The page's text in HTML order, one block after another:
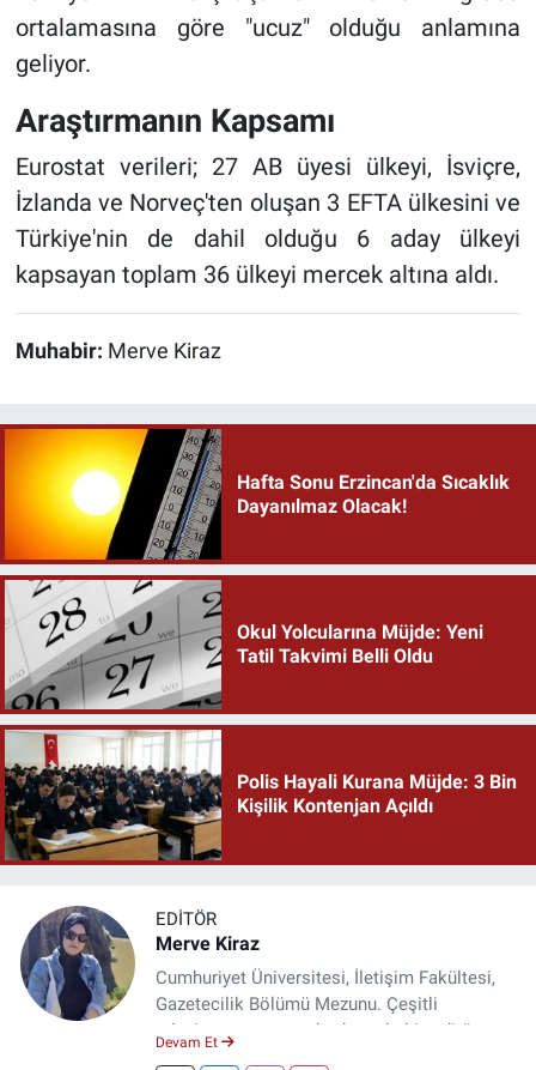
ortalamasına göre "ucuz" olduğu anlamına
geliyor.
Araştırmanın Kapsamı
Eurostat verileri; 27 AB üyesi ülkeyi, İsviçre,
İzlanda ve Norveç'ten oluşan 3 EFTA ülkesini ve
Türkiye'nin de dahil olduğu 6 aday ülkeyi
kapsayan toplam 36 ülkeyi mercek altına aldı.
Muhabir: Merve Kiraz
Hafta Sonu Erzincan'da Sıcaklık
Dayanılmaz Olacak!
Okul Yolcularına Müjde: Yeni
Tatil Takvimi Belli Oldu
Polis Hayali Kurana Müjde: 3 Bin
Kişilik Kontenjan Açıldı
EDITÖR
Merve Kiraz
Cumhuriyet Üniversitesi, İletişim Fakültesi,
Gazetecilik Bölümü Mezunu. Çeşitli
televizyon ve gazetelerde muhabir, editör,
Devam Et